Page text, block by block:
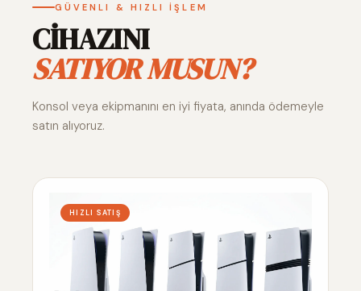
GÜVENLI & HIZLI İŞLEM
CİHAZINI
SATIYOR MUSUN?
Konsol veya ekipmanını en iyi fiyata, anında ödemeyle
satın alıyoruz.
HIZLI SATIŞ